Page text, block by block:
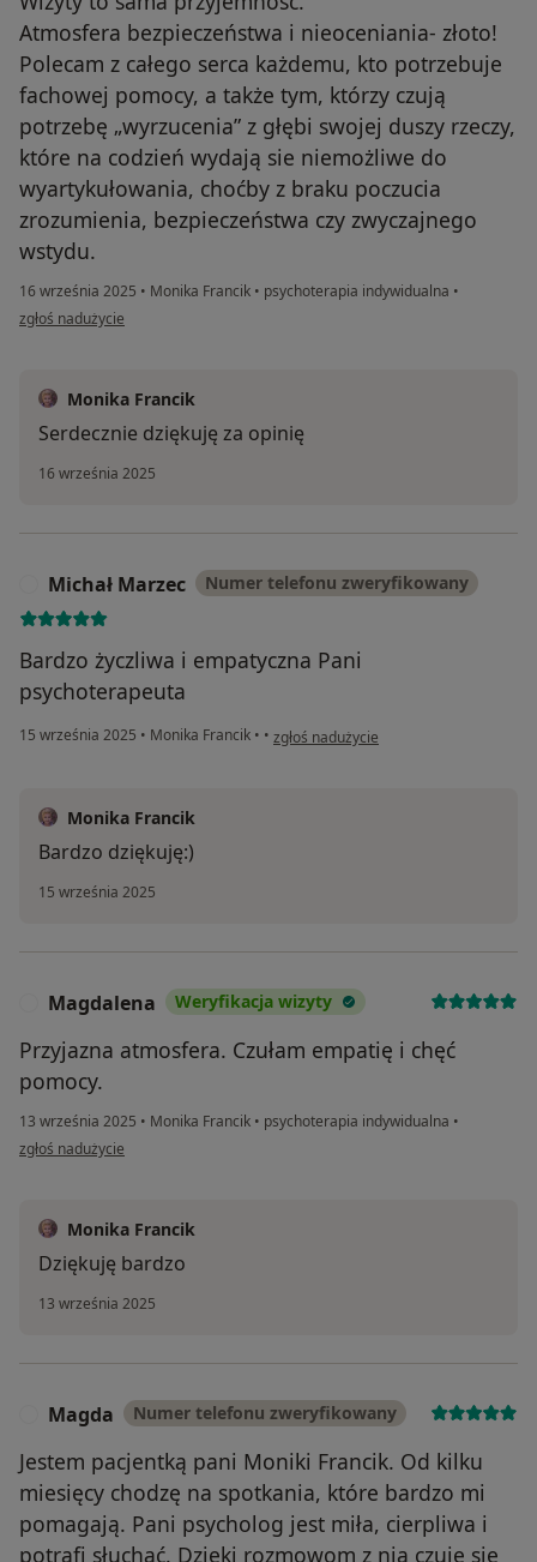
Atmosfera bezpieczeństwa i nieoceniania- złoto!
Polecam z całego serca każdemu, kto potrzebuje
fachowej pomocy, a także tym, którzy czują
potrzebę „wyrzucenia” z głębi swojej duszy rzeczy,
które na codzień wydają sie niemożliwe do
wyartykułowania, choćby z braku poczucia
zrozumienia, bezpieczeństwa czy zwyczajnego
wstydu.
16 września 2025 • Monika Francik • psychoterapia indywidualna •
w opinii użytkownika Katarzyna Ż.
zgłoś nadużycie
Monika Francik
Serdecznie dziękuję za opinię
16 września 2025
Michał Marzec Numer telefonu zweryfikowany
Bardzo życzliwa i empatyczna Pani
psychoterapeuta
15 września 2025 • Monika Francik • • w opinii użytkownika Michał Marzec
zgłoś nadużycie
Monika Francik
Bardzo dziękuję:)
15 września 2025
Magdalena Weryfikacja wizyty
Przyjazna atmosfera. Czułam empatię i chęć
pomocy.
13 września 2025 • Monika Francik • psychoterapia indywidualna •
w opinii użytkownika Magdalena
zgłoś nadużycie
Monika Francik
Dziękuję bardzo
13 września 2025
Magda Numer telefonu zweryfikowany
Jestem pacjentką pani Moniki Francik. Od kilku
miesięcy chodzę na spotkania, które bardzo mi
pomagają. Pani psycholog jest miła, cierpliwa i
potrafi słuchać. Dzięki rozmowom z nią czuję się